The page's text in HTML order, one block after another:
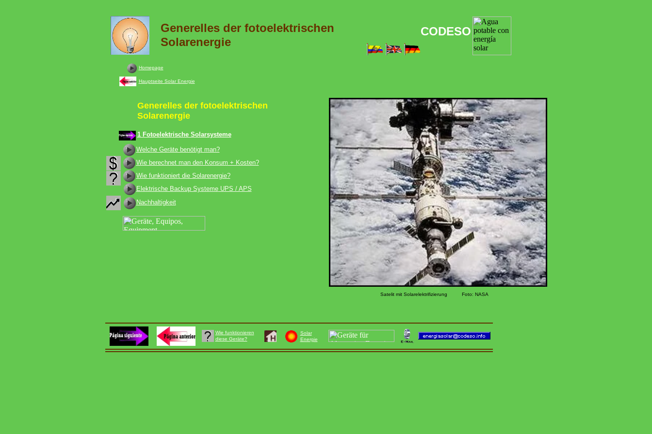
Generelles der fotoelektrischen
Solarenergie
Satelit mit Solarelektrifizierung Foto: NASA
1 Fotoelektrische Solarsysteme
CODESO
Generelles der fotoelektrischen
Solarenergie
Homepage
Hauptseite Solar Energie
Welche Geräte benötigt man?
Wie berechnet man den Konsum + Kosten?
Wie funktioniert die Solarenergie?
Elektrische Backup SystemeUPS / APS
Nachhaltigkeit
Wie funktionieren
diese Geräte?
Solar
Energie